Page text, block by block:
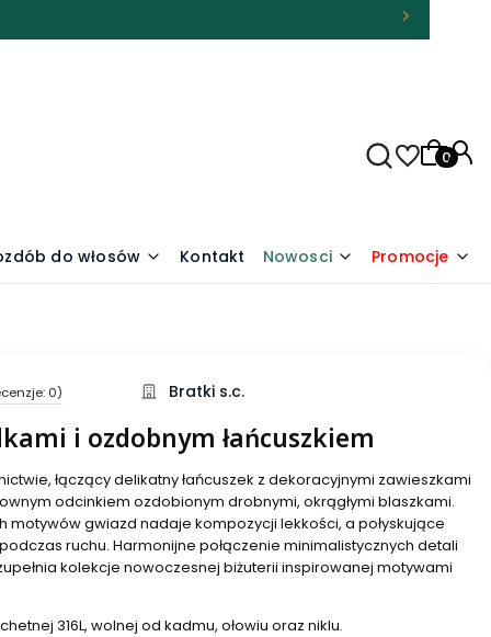
do włosów Kontakt Nowosci Promocje
0) Bratki s.c.
i ozdobnym łańcuszkiem
łączący delikatny łańcuszek z dekoracyjnymi zawieszkami
odcinkiem ozdobionym drobnymi, okrągłymi blaszkami.
motywów gwiazd nadaje kompozycji lekkości, a połyskujące
ruchu. Harmonijne połączenie minimalistycznych detali
kolekcje nowoczesnej biżuterii inspirowanej motywami
316L, wolnej od kadmu, ołowiu oraz niklu.